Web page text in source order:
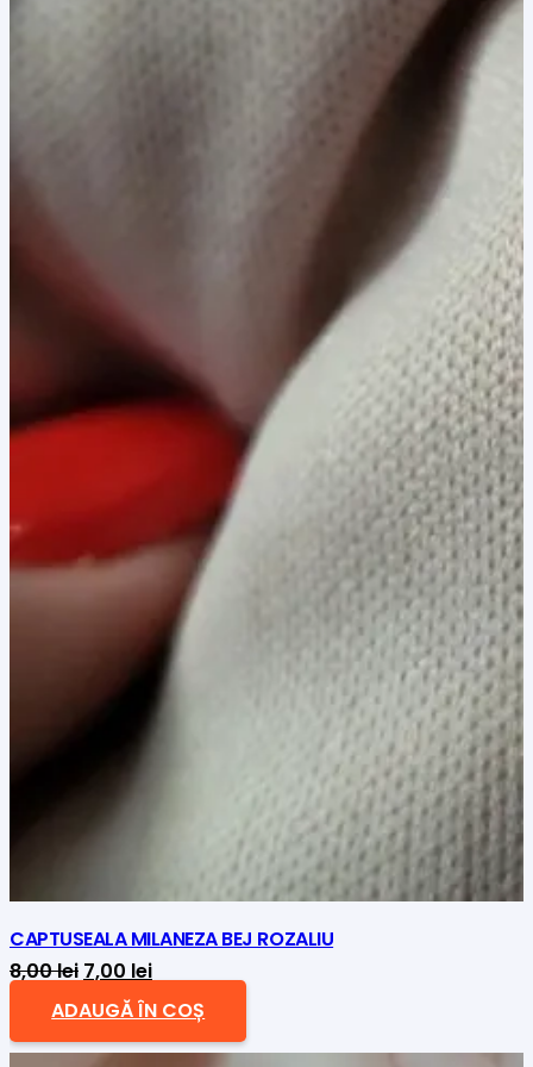
CAPTUSEALA MILANEZA BEJ ROZALIU
8,00lei Prețul
inițial
a
7,00 leiPrețul
curent
este:
ADAUGĂ ÎN COȘ